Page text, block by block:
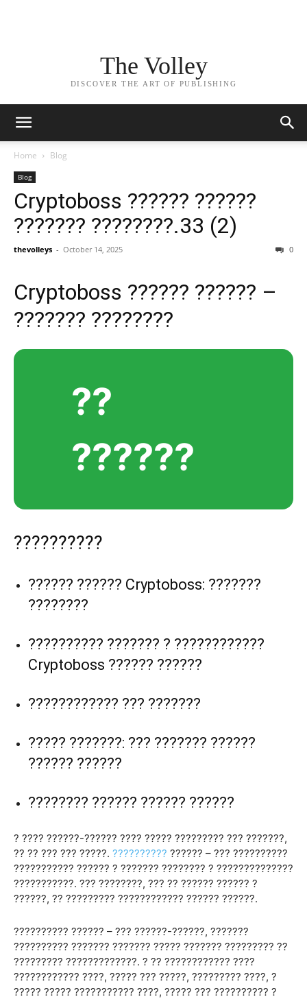
The Volley
DISCOVER THE ART OF PUBLISHING
Home Blog
Blog
Cryptoboss ?????? ??????
??????? ????????.33 (2)
thevolleys - October 14, 2025 0
Cryptoboss ?????? ?????? –
??????? ????????
??
??????
??????????
?????? ?????? Cryptoboss: ???????
????????
?????????? ??????? ? ????????????
Cryptoboss ?????? ??????
???????????? ??? ???????
????? ???????: ??? ??????? ??????
?????? ??????
???????? ?????? ?????? ??????
? ???? ??????-?????? ???? ????? ????????? ??? ???????,
?? ?? ??? ??? ?????. ?????????? ?????? – ??? ??????????
??????????? ?????? ? ??????? ???????? ? ??????????????
???????????. ??? ????????, ??? ?? ?????? ?????? ?
??????, ?? ????????? ???????????? ?????? ??????.
?????????? ?????? – ??? ??????-??????, ???????
?????????? ??????? ??????? ????? ??????? ????????? ??
????????? ?????????????. ? ?? ???????????? ????
???????????? ????, ????? ??? ?????, ????????? ????, ?
????? ????? ??????????? ????, ????? ??? ?????????? ?